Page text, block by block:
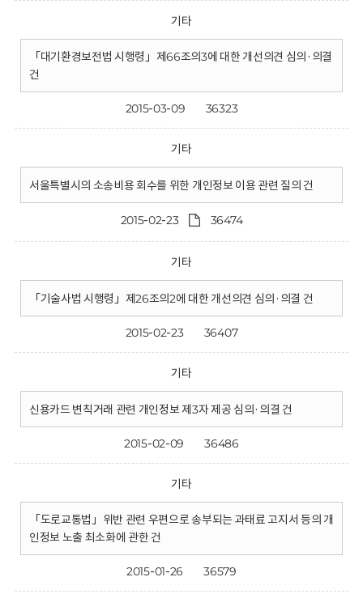
기타
「대기환경보전법 시행령」제66조의3에 대한 개선의견 심의·의결
건
2015-03-09 36323
기타
서울특별시의 소송비용 회수를 위한 개인정보 이용 관련 질의 건
2015-02-23 36474
기타
「기술사법 시행령」제26조의2에 대한 개선의견 심의·의결 건
2015-02-23 36407
기타
신용카드 변칙거래 관련 개인정보 제3자 제공 심의·의결 건
2015-02-09 36486
기타
「도로교통법」위반 관련 우편으로 송부되는 과태료 고지서 등의 개
인정보 노출 최소화에 관한 건
2015-01-26 36579